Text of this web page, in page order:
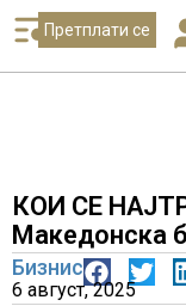
Претплати се
КОИ СЕ
Македонска
Бизнис
6 август, 2025